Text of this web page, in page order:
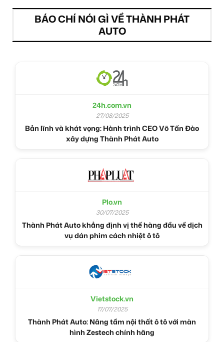
BÁO CHÍ NÓI GÌ VỀ THÀNH PHÁT
AUTO
24h.com.vn
27/08/2025
Bản lĩnh và khát vọng: Hành trình CEO Võ Tấn Đào
xây dựng Thành Phát Auto
Plo.vn
30/07/2025
Thành Phát Auto khẳng định vị thế hàng đầu về dịch
vụ dán phim cách nhiệt ô tô
Vietstock.vn
17/07/2025
Thành Phát Auto: Nâng tầm nội thất ô tô với màn
hình Zestech chính hãng